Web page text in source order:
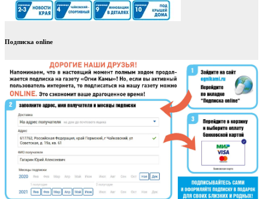
Подписка online